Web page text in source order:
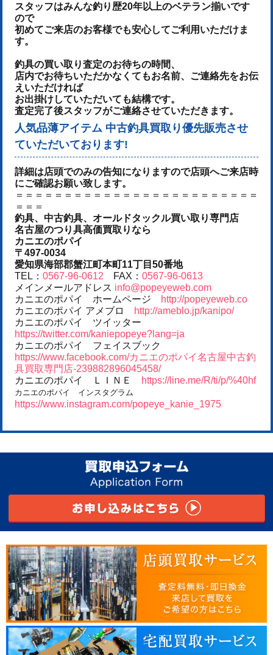
スタッフはみんな釣り歴20年以上のベテラン揃いです
ので
初めてご来店のお客様でも安心してご利用いただけま
す。
釣具の買い取り査定のお待ちの時間、
店内でお待ちいただかなくてもお名前、ご連絡先をお伝
えいただければ
お出掛けしていただいても結構です。
査定完了後スタッフがご連絡させていただきます。
人気品薄アイテム 中古釣具買取り優先販売させ
ていただいております!
詳細は店頭でのみの告知になりますので店頭へご来店時
にご確認お願い致します。
＝＝＝＝＝＝＝＝＝＝＝＝＝＝＝＝＝＝＝＝＝＝＝＝＝
＝＝＝
釣具、中古釣具、オールドタックル買い取り専門店
名古屋のつり具高価買取りなら
カニエのポパイ
〒497-0034
愛知県海部郡蟹江町本町11丁目50番地
TEL： 0567-96-0612 FAX： 0567-96-0613
メインメールアドレス info@popeyeweb.com
カニエのポパイ ホームページ
http://popeyeweb.co
カニエのポパイ アメブロ
http://ameblo.jp/kanipo/
カニエのポパイ ツイッター
https://twitter.com/kaniepopeye?lang=ja
カニエのポパイ フェイスブック
https://www.facebook.com/カニエのポパイ名古屋中古釣
具買取専門店-239882896045458/
カニエのポパイ ＬＩＮＥ
https://line.me/R/ti/p/%40hf
カニエのポパイ インスタグラム
https://www.instagram.com/popeye_kanie_1975